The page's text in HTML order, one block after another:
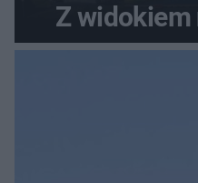
Z widokiem
szczyt Gór